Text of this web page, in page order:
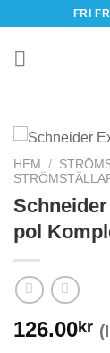
content
FRI
HEM /
pol
126.00kr